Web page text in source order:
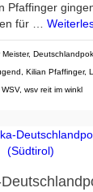
Pfaffinger
für …
,
Kilian Pfaffinger,
WSV, wsv reit im winkl